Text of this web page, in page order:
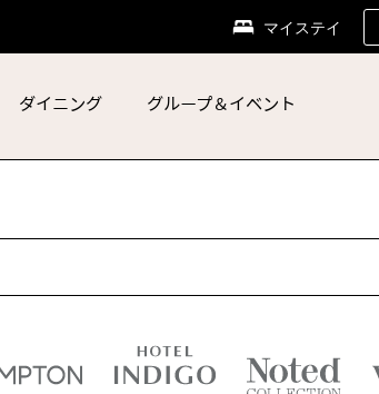
マイステイ
ダイニング グループ＆イベント